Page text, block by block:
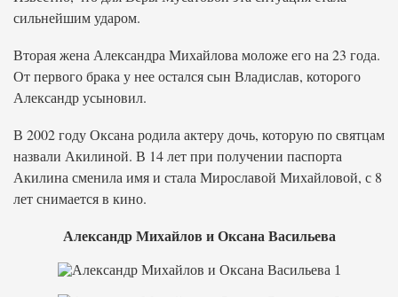
сильнейшим ударом.
Вторая жена Александра Михайлова моложе его на 23 года.
От первого брака у нее остался сын Владислав, которого
Александр усыновил.
В 2002 году Оксана родила актеру дочь, которую по святцам
назвали Акилиной. В 14 лет при получении паспорта
Акилина сменила имя и стала Мирославой Михайловой, с 8
лет снимается в кино.
Александр Михайлов и Оксана Васильева